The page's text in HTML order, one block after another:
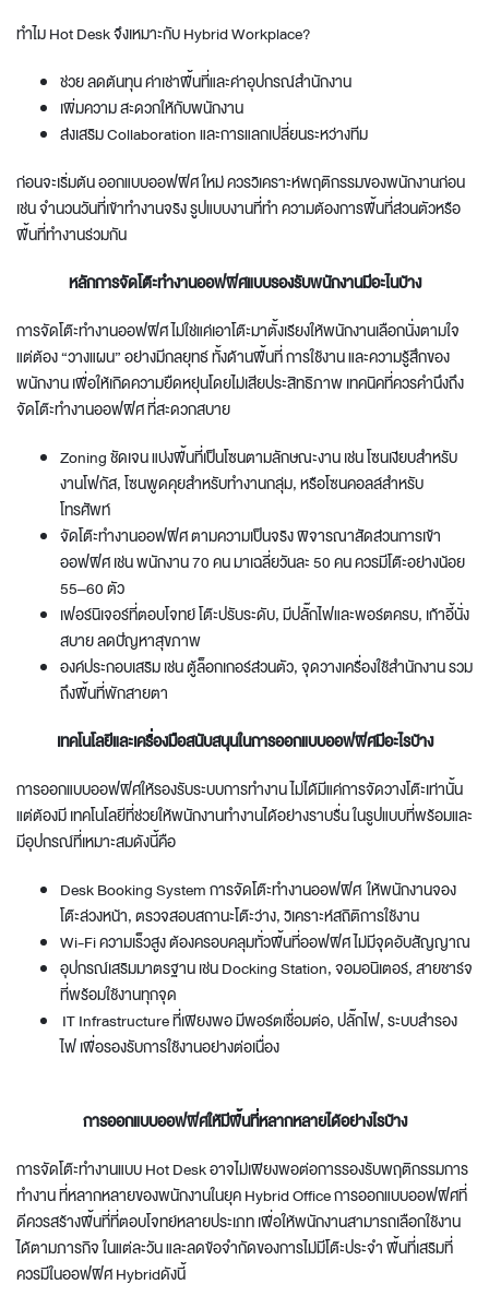
ทำไม Hot Desk จึงเหมาะกับ Hybrid Workplace?
ช่วย ลดต้นทุน ค่าเช่าพื้นที่และค่าอุปกรณ์สำนักงาน
เพิ่มความ สะดวกให้กับพนักงาน
ส่งเสริม Collaboration และการแลกเปลี่ยนระหว่างทีม
ก่อนจะเริ่มต้นออกแบบออฟฟิศใหม่ ควรวิเคราะห์พฤติกรรมของพนักงานก่อน
เช่น จำนวนวันที่เข้าทำงานจริง รูปแบบงานที่ทำ ความต้องการพื้นที่ส่วนตัวหรือ
พื้นที่ทำงานร่วมกัน
หลักการจัดโต๊ะทํางานออฟฟิศแบบรองรับพนักงานมีอะไนบ้าง
การจัดโต๊ะทํางานออฟฟิศไม่ใช่แค่เอาโต๊ะมาตั้งเรียงให้พนักงานเลือกนั่งตามใจ
แต่ต้อง “วางแผน” อย่างมีกลยุทธ์ ทั้งด้านพื้นที่ การใช้งาน และความรู้สึกของ
พนักงาน เพื่อให้เกิดความยืดหยุ่นโดยไม่เสียประสิทธิภาพ เทคนิคที่ควรคำนึงถึง
จัดโต๊ะทํางานออฟฟิศที่สะดวกสบาย
Zoning ชัดเจน แบ่งพื้นที่เป็นโซนตามลักษณะงาน เช่น โซนเงียบสำหรับ
งานโฟกัส, โซนพูดคุยสำหรับทำงานกลุ่ม, หรือโซนคอลล์สำหรับ
โทรศัพท์
จัดโต๊ะทํางานออฟฟิศตามความเป็นจริง พิจารณาสัดส่วนการเข้า
ออฟฟิศ เช่น พนักงาน 70 คน มาเฉลี่ยวันละ 50 คน ควรมีโต๊ะอย่างน้อย
55–60 ตัว
เฟอร์นิเจอร์ที่ตอบโจทย์ โต๊ะปรับระดับ, มีปลั๊กไฟและพอร์ตครบ, เก้าอี้นั่ง
สบาย ลดปัญหาสุขภาพ
องค์ประกอบเสริม เช่น ตู้ล็อกเกอร์ส่วนตัว, จุดวางเครื่องใช้สำนักงาน รวม
ถึงพื้นที่พักสายตา
เทคโนโลยีและเครื่องมือสนับสนุนในการออกแบบออฟฟิศมีอะไรบ้าง
การออกแบบออฟฟิศให้รองรับระบบการทำงาน ไม่ได้มีแค่การจัดวางโต๊ะเท่านั้น
แต่ต้องมี เทคโนโลยีที่ช่วยให้พนักงานทำงานได้อย่างราบรื่น ในรูปแบบที่พร้อมและ
มีอุปกรณ์ที่เหมาะสมดังนี้คือ
Desk Booking System การจัดโต๊ะทํางานออฟฟิศให้พนักงานจอง
โต๊ะล่วงหน้า, ตรวจสอบสถานะโต๊ะว่าง, วิเคราะห์สถิติการใช้งาน
Wi-Fi ความเร็วสูง ต้องครอบคลุมทั่วพื้นที่ออฟฟิศ ไม่มีจุดอับสัญญาณ
อุปกรณ์เสริมมาตรฐาน เช่น Docking Station, จอมอนิเตอร์, สายชาร์จ
ที่พร้อมใช้งานทุกจุด
IT Infrastructure ที่เพียงพอ มีพอร์ตเชื่อมต่อ, ปลั๊กไฟ, ระบบสำรอง
ไฟ เพื่อรองรับการใช้งานอย่างต่อเนื่อง
การออกแบบออฟฟิศให้มีพื้นที่หลากหลายได้อย่างไรบ้าง
การจัดโต๊ะทำงานแบบ Hot Desk อาจไม่เพียงพอต่อการรองรับพฤติกรรมการ
ทำงาน ที่หลากหลายของพนักงานในยุค Hybrid Office การออกแบบออฟฟิศที่
ดีควรสร้างพื้นที่ที่ตอบโจทย์หลายประเภท เพื่อให้พนักงานสามารถเลือกใช้งาน
ได้ตามภารกิจ ในแต่ละวัน และลดข้อจำกัดของการไม่มีโต๊ะประจำ พื้นที่เสริมที่
ควรมีในออฟฟิศ Hybridดังนี้